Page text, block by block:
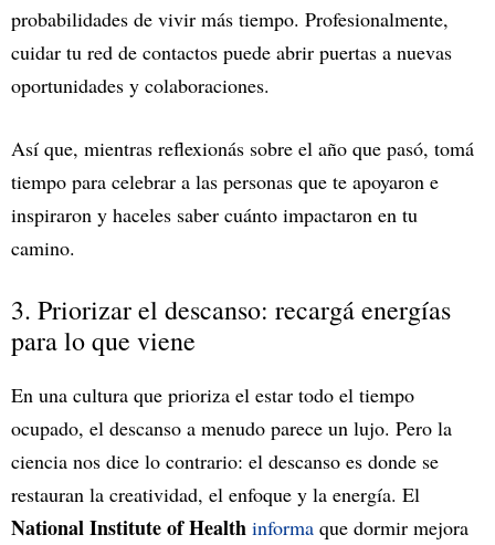
probabilidades de vivir más tiempo. Profesionalmente,
cuidar tu red de contactos puede abrir puertas a nuevas
oportunidades y colaboraciones.
Así que, mientras reflexionás sobre el año que pasó, tomá
tiempo para celebrar a las personas que te apoyaron e
inspiraron y haceles saber cuánto impactaron en tu
camino.
3. Priorizar el descanso: recargá energías
para lo que viene
En una cultura que prioriza el estar todo el tiempo
ocupado, el descanso a menudo parece un lujo. Pero la
ciencia nos dice lo contrario: el descanso es donde se
restauran la creatividad, el enfoque y la energía. El
National Institute of Health informa que dormir mejora